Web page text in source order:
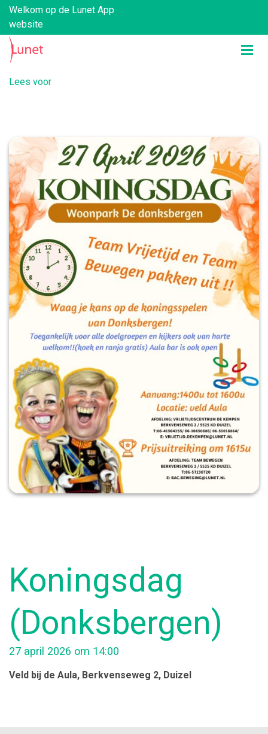
Welkom op de Lunet App
website
Lees voor
Koningsdag
(Donksbergen)
27 april 2026 om 14:00
Veld bij de Aula, Berkvenseweg 2, Duizel